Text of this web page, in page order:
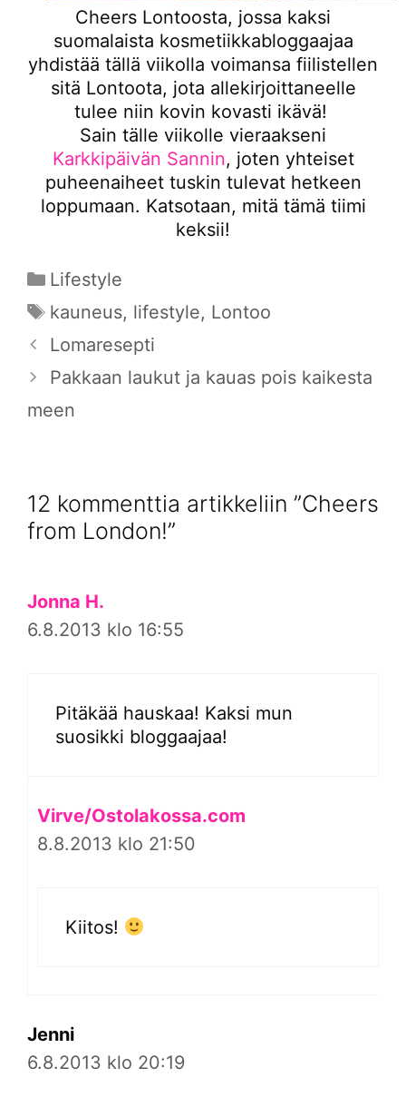
Cheers Lontoosta, jossa kaksi
suomalaista kosmetiikkabloggaajaa
yhdistää tällä viikolla voimansa fiilistellen
sitä Lontoota, jota allekirjoittaneelle
tulee niin kovin kovasti ikävä!
Sain tälle viikolle vieraakseni
Karkkipäivän Sannin, joten yhteiset
puheenaiheet tuskin tulevat hetkeen
loppumaan. Katsotaan, mitä tämä tiimi
keksii!
Kategoriat
Lifestyle
Avainsanat
kauneus, lifestyle, Lontoo
Lomaresepti
Pakkaan laukut ja kauas pois kaikesta
meen
12 kommenttia artikkeliin ”Cheers
from London!”
Jonna H.
6.8.2013 klo 16:55
Pitäkää hauskaa! Kaksi mun
suosikki bloggaajaa!
Virve/Ostolakossa.com
8.8.2013 klo 21:50
Kiitos!
Jenni
6.8.2013 klo 20:19